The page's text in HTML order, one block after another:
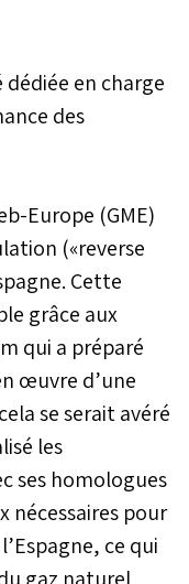
dédiée en charge
des
Europe (GME)
(«reverse
Cette
grâce aux
qui a préparé
œuvre d’une
se serait avéré
les
ses homologues
nécessaires pour
ce qui